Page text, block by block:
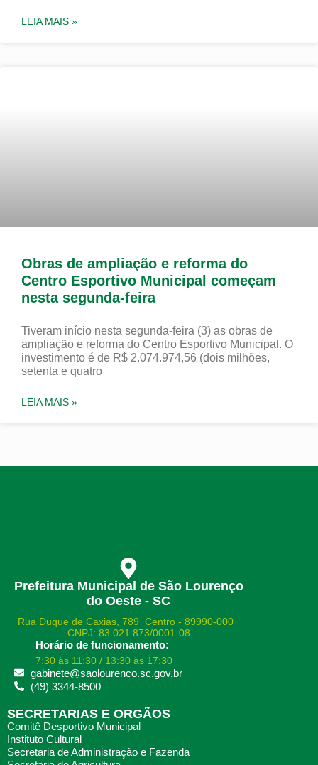
LEIA MAIS »
Obras de ampliação e reforma do
Centro Esportivo Municipal começam
nesta segunda-feira
Tiveram início nesta segunda-feira (3) as obras de
ampliação e reforma do Centro Esportivo Municipal. O
investimento é de R$ 2.074.974,56 (dois milhões,
setenta e quatro
LEIA MAIS »
Prefeitura Municipal de São Lourenço
do Oeste - SC
Rua Duque de Caxias, 789 Centro - 89990-000
CNPJ: 83.021.873/0001-08
Horário de funcionamento:
7:30 às 11:30 / 13:30 às 17:30
gabinete@saolourenco.sc.gov.br
(49) 3344-8500
SECRETARIAS E ORGÃOS
Comitê Desportivo Municipal
Instituto Cultural
Secretaria de Administração e Fazenda